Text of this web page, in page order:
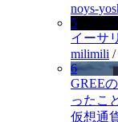
noys-
5
イーサ
milimili /
6
GREE
ったこ
仮想通